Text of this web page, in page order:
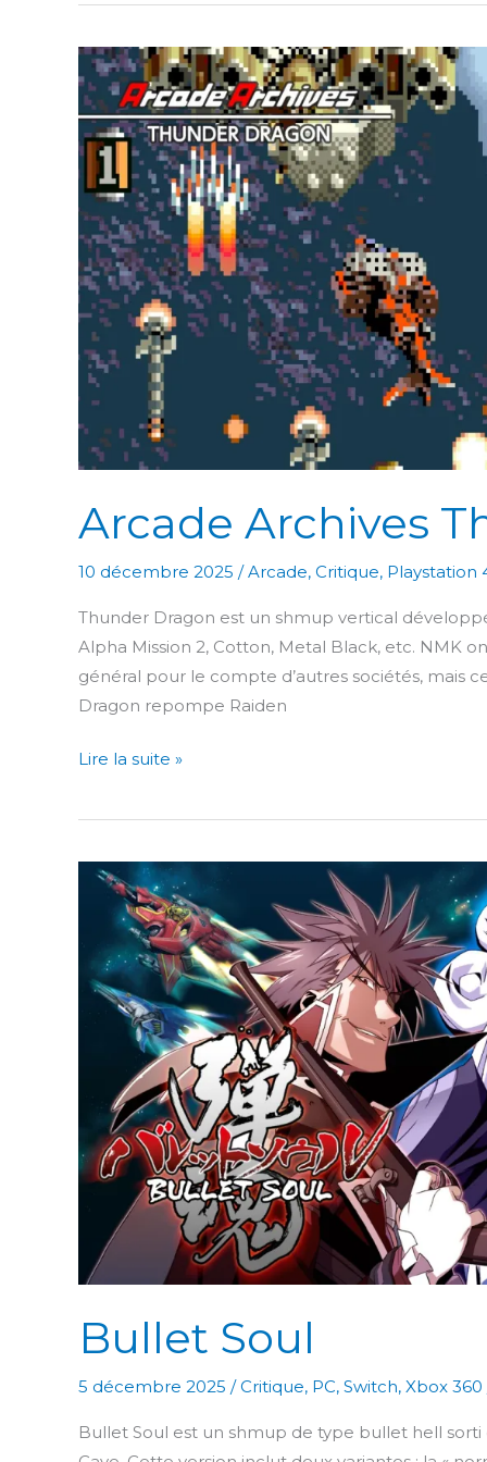
Arcade Archives
10 décembre 2025 /Arcade, Critique, Playstation
Thunder Dragon est un shmup vertical
Alpha Mission 2, Cotton, Metal Black, etc. NMK
général pour le compte d’autres sociétés, mais
Dragon repompe Raiden
Arcade
Thunder
Lire la suite »
Bullet Soul
5 décembre 2025 /Critique, PC, Switch, Xbox 360
Bullet Soul est un shmup de type bullet hell sorti